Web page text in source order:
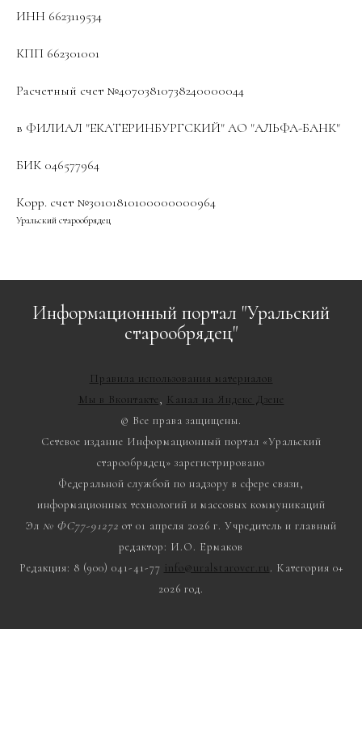
ИНН 6623119534
КПП 662301001
Расчетный счет №40703810738240000044
в ФИЛИАЛ "ЕКАТЕРИНБУРГСКИЙ" АО "АЛЬФА-БАНК"
БИК 046577964
Корр. счет №30101810100000000964
Уральский старообрядец
Информационный портал "Уральский
старообрядец"
Правила использования материалов
Мы в Вконтакте, Канал на Яндекс Дзене
© Все права защищены.
Сетевое издание Информационный портал «Уральский
старообрядец» зарегистрировано
Федеральной службой по надзору в сфере связи,
информационных технологий и массовых коммуникаций
Эл № ФС77-91272 от 01 апреля 2026 г. Учредитель и главный
редактор: И.О. Ермаков
Редакция: 8 (900) 041-41-77 info@uralstarover.ru. Категория 0+
2026 год.